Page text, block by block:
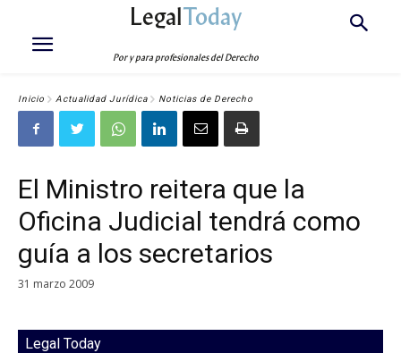
LegalToday
Por y para profesionales del Derecho
Inicio Actualidad Jurídica Noticias de Derecho
El Ministro reitera que la
Oficina Judicial tendrá como
guía a los secretarios
31 marzo 2009
Legal Today